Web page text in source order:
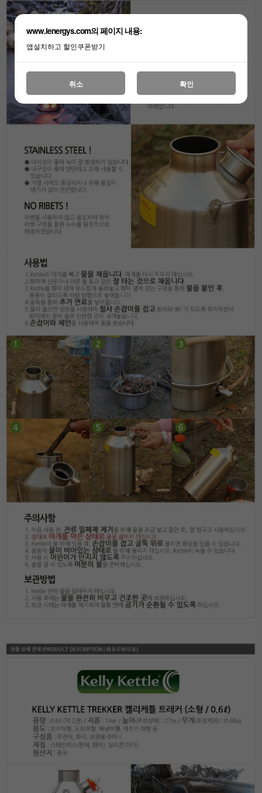
이코 라이프 하
www.lenergys.com의 페이지 내용:
앱설치하고 할인쿠폰받기
취소 확인